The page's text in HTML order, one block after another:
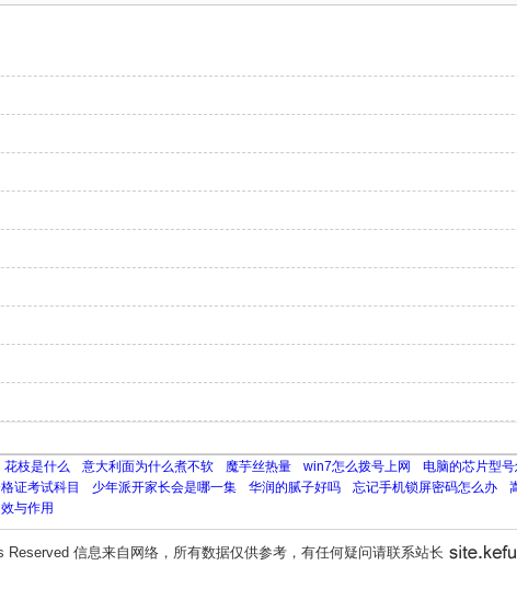
花枝是什么 意大利面为什么煮不软 魔芋丝热量 win7怎么拨号上网 电脑的芯片型
证考试科目 少年派开家长会是哪一集 华润的腻子好吗 忘记手机锁屏密码怎么办
与作用
信息来自网络，所有数据仅供参考，有任何疑问请联系站长